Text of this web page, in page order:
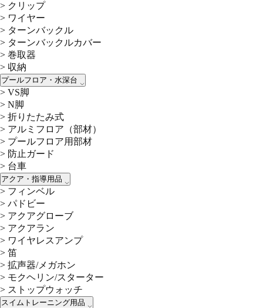
> クリップ
> ワイヤー
> ターンバックル
> ターンバックルカバー
> 巻取器
> 収納
プールフロア・水深台
> VS脚
> N脚
> 折りたたみ式
> アルミフロア（部材）
> プールフロア用部材
> 防止ガード
> 台車
アクア・指導用品
> フィンベル
> パドビー
> アクアグローブ
> アクアラン
> ワイヤレスアンプ
> 笛
> 拡声器/メガホン
> モクヘリン/スターター
> ストップウォッチ
スイムトレーニング用品